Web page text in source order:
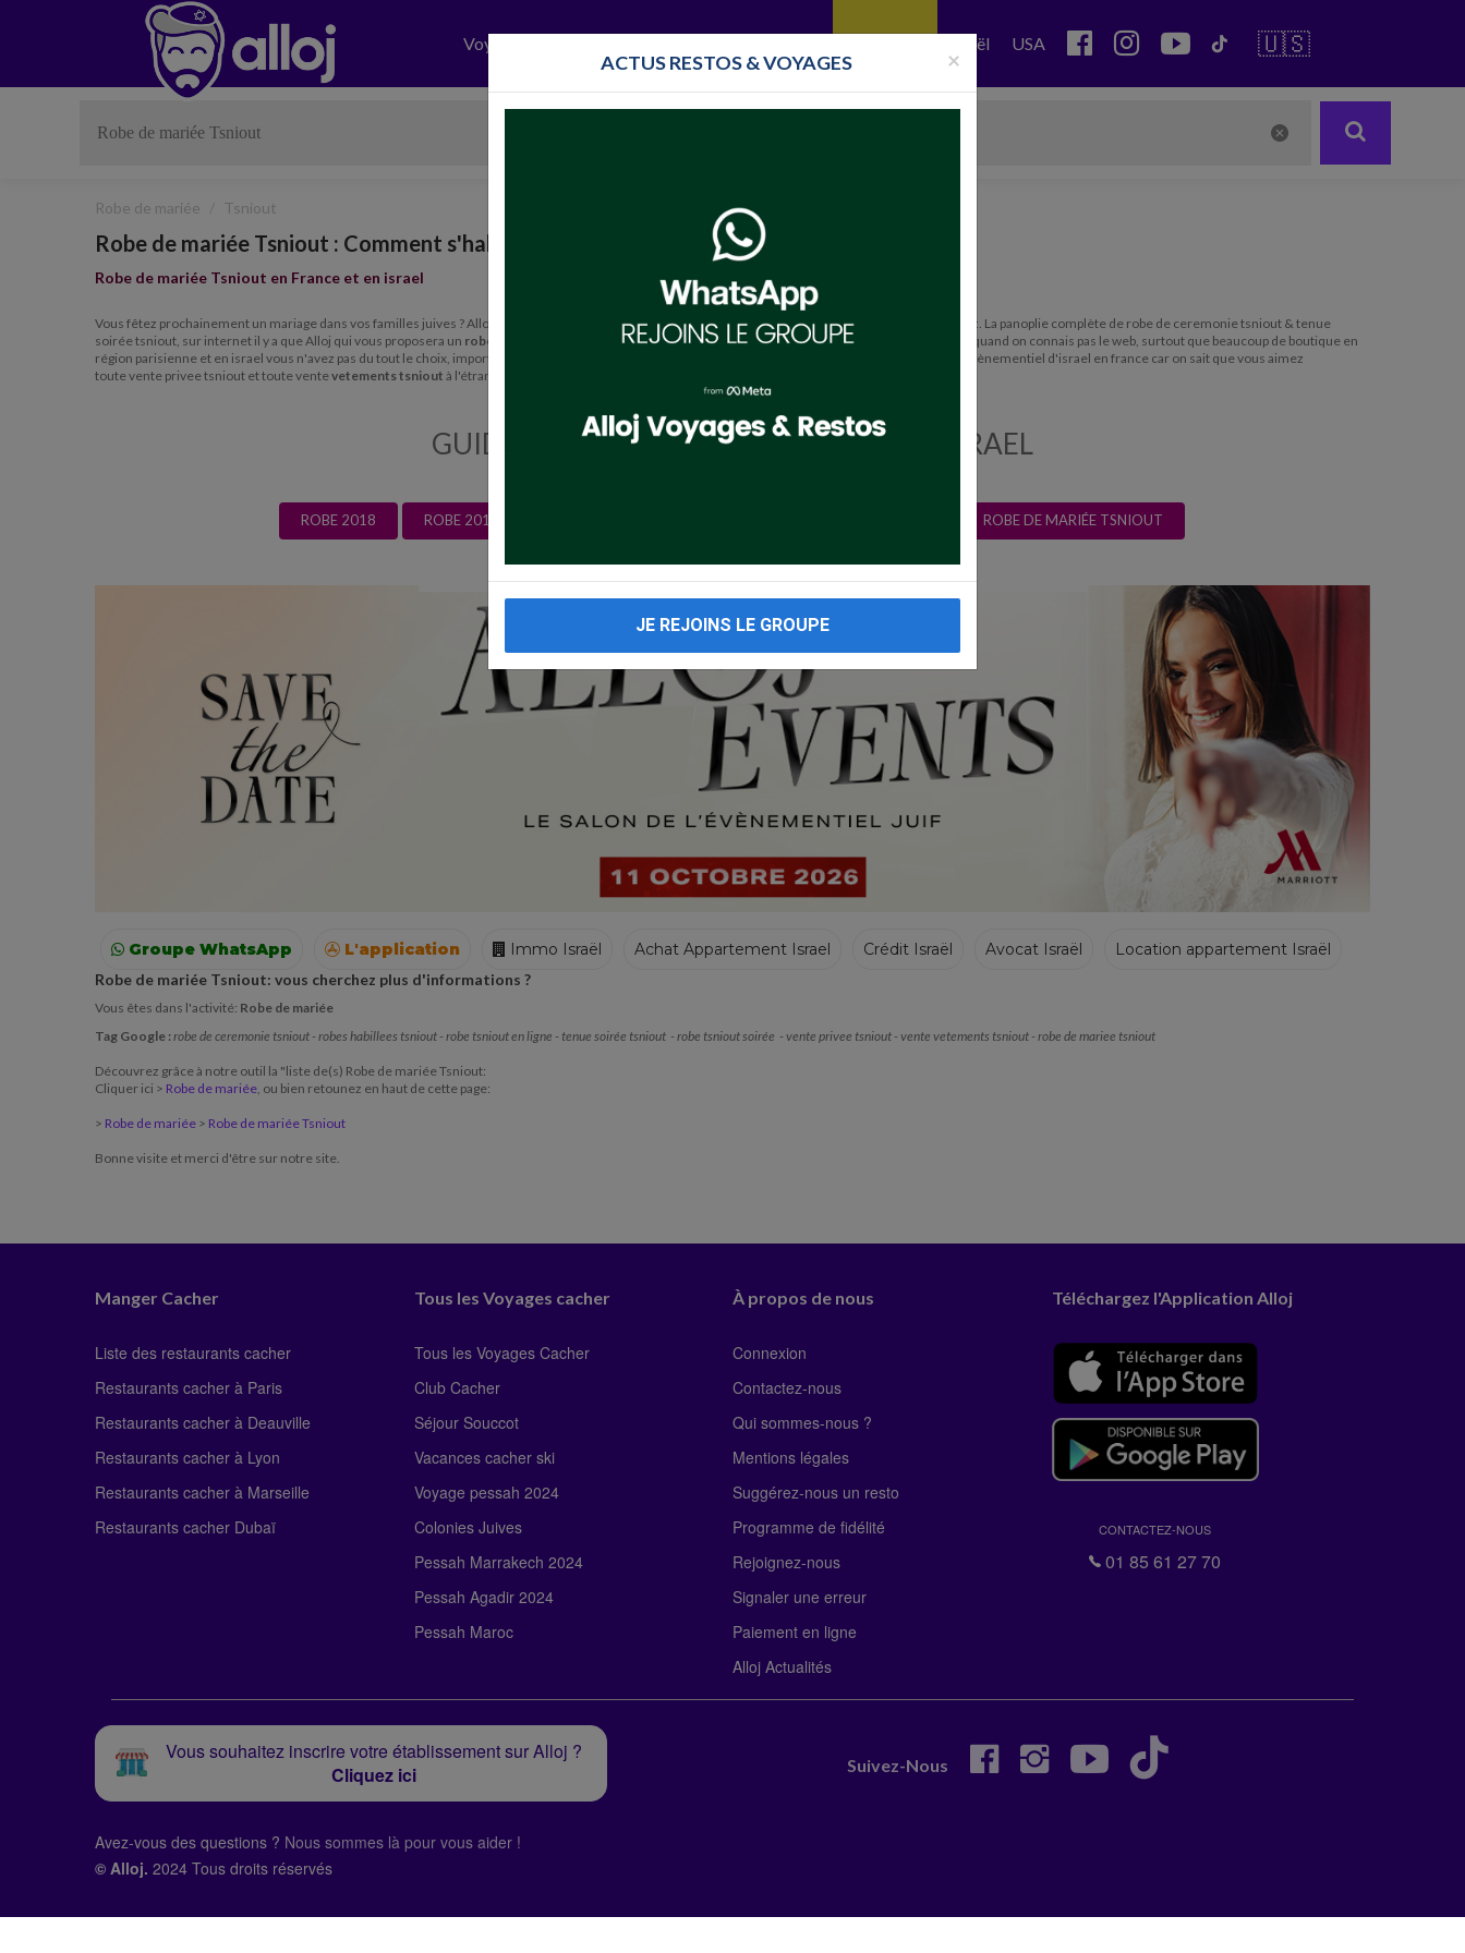
Voyages Israël USA 🇺🇸
Robe de mariée Tsniout
Robe de mariée Tsniout : Comment s'habiller dans une synagogue en France et en israel ?
Robe de mariée Tsniout en France et en israel
Vous fêtez prochainement un mariage dans vos familles juives ? Alloj vous propose un grand choix de robes habilleestsniout avec tenue mariage tsniout. La panoplie complète de robe de ceremonie tsniout & tenue
soirée tsniout, sur internet il y a que Alloj qui vous proposera un robe tsniout en ligne
, car trouver une robe tsniout soirée, est une vraie partie de plaisir quand on connais pas le web, surtout que beaucoup de boutique en
région parisienne et en israel vous n'avez pas du tout le choix, import exort avec des arrivages directes en provenance d'israel, alloj vous apporte tout l'évènementiel d'israel en france car on sait que vous aimez
toute vente privee tsniout et toute ventevetements tsniout à l'étranger.
GUIDE DES ROBES TSNIOUT FRANCE / ISRAEL
ROBE 2018 ROBE 2019 ROBE DE MARIÉE TSNIOUT
Groupe WhatsApp L'application Immo Israël Achat Appartement Israel Crédit Israël Avocat Israël Location appartement Israël
Voyages Colonies Resto autour de moi Ecoles
Robe de mariée Tsniout: vous cherchez plus d'informations ?
Vous êtes dans l'activité: Robe de mariée
Tag Google : robe de ceremonie tsniout - robes habillees tsniout - robe tsniout en ligne - tenue soirée tsniout - robe tsniout soirée - vente privee tsniout - vente vetements tsniout - robe de mariee tsniout
Découvrez grâce à notre outil la "liste de(s) Robe de mariée Tsniout:
Cliquer ici > Robe de mariée , ou bien retounez en haut de cette page:
> Robe de mariée > Robe de mariée Tsniout
Bonne visite et merci d'être sur notre site.
Manger Cacher
Liste des restaurants cacher
Restaurants cacher à Paris
Restaurants cacher à Deauville
Restaurants cacher à Lyon
Restaurants cacher à Marseille
Restaurants cacher Dubaï
Tous les Voyages cacher
Tous les Voyages Cacher
Club Cacher
Séjour Souccot
Vacances cacher ski
Voyage pessah 2024
Colonies Juives
Pessah Marrakech 2024
Pessah Agadir 2024
Pessah Maroc
À propos de nous
Connexion
Contactez-nous
Qui sommes-nous ?
Mentions légales
Suggérez-nous un resto
Programme de fidélité
Rejoignez-nous
Signaler une erreur
Paiement en ligne
Alloj Actualités
Téléchargez l'Application Alloj
CONTACTEZ-NOUS
01 85 61 27 70
Vous souhaitez inscrire votre établissement sur Alloj ?
Cliquez ici
Suivez-Nous
Avez-vous des questions ? Nous sommes là pour vous aider !
© Alloj. 2024 Tous droits réservés
×
ACTUS RESTOS & VOYAGES
JE REJOINS LE GROUPE